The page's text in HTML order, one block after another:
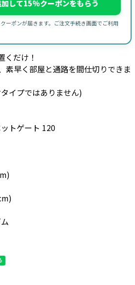
して15%クーポンをもらう
ーポンが届きます。ご注文手続き画面でご利用
くだけ！
素早く部屋と通路を間仕切りできま
イプではありません)
トゲート 120